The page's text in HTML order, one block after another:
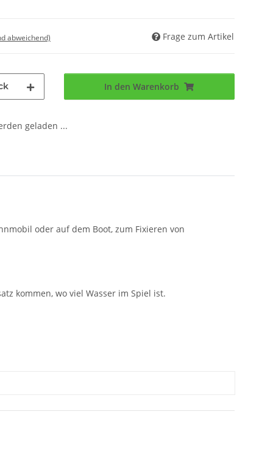
abweichend) Frage zum Artikel
In den Warenkorb
geladen ...
oder auf dem Boot, zum Fixieren von
kommen, wo viel Wasser im Spiel ist.